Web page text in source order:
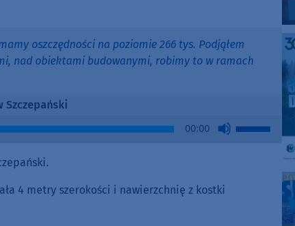
oszczędności na poziomie 266 tys. Podjąłem
nad obiektami budowanymi, robimy to w ramach
Szczepański
00:00
Use
Up/Down
4 metry szerokości i nawierzchnię z kostki